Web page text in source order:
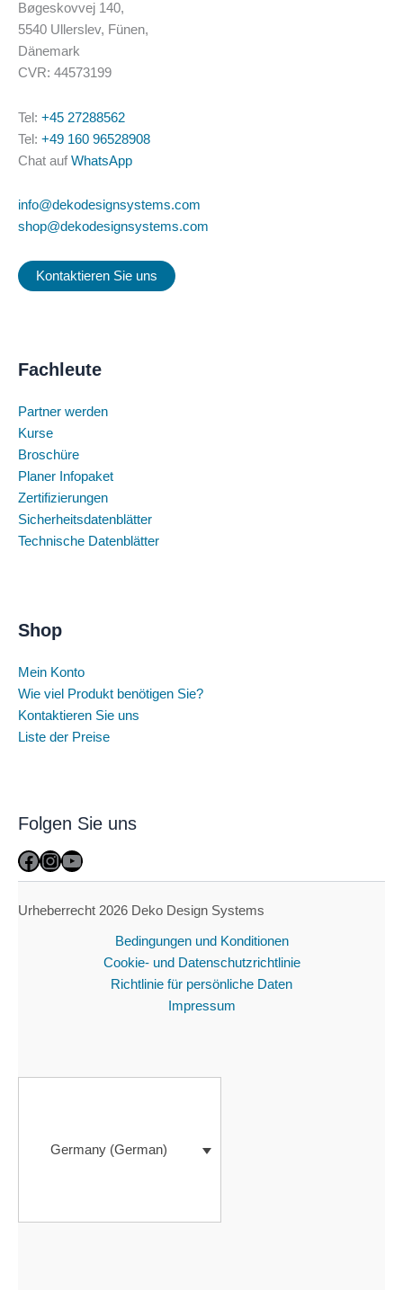
Bøgeskovvej 140,
5540 Ullerslev, Fünen,
Dänemark
CVR: 44573199
Tel: +45 27288562
Tel: +49 160 96528908
Chat auf WhatsApp
info@dekodesignsystems.com
shop@dekodesignsystems.com
Kontaktieren Sie uns
Fachleute
Partner werden
Kurse
Broschüre
Planer Infopaket
Zertifizierungen
Sicherheitsdatenblätter
Technische Datenblätter
Shop
Mein Konto
Wie viel Produkt benötigen Sie?
Kontaktieren Sie uns
Liste der Preise
Folgen Sie uns
Facebook
Instagram
YouTube
Urheberrecht 2026 Deko Design Systems
Bedingungen und Konditionen
Cookie- und Datenschutzrichtlinie
Richtlinie für persönliche Daten
Impressum
Germany (German)